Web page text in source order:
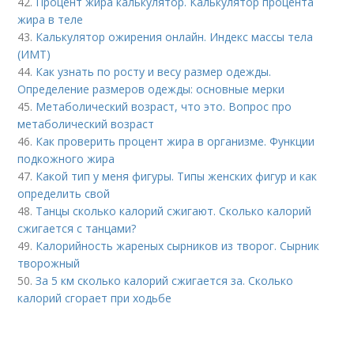
жира в теле
43. Калькулятор ожирения онлайн. Индекс массы тела
(ИМТ)
44. Как узнать по росту и весу размер одежды.
Определение размеров одежды: основные мерки
45. Метаболический возраст, что это. Вопрос про
метаболический возраст
46. Как проверить процент жира в организме. Функции
подкожного жира
47. Какой тип у меня фигуры. Типы женских фигур и как
определить свой
48. Танцы сколько калорий сжигают. Сколько калорий
сжигается с танцами?
49. Калорийность жареных сырников из творог. Сырник
творожный
50.За 5 км сколько калорий сжигается за. Сколько
калорий сгорает при ходьбе